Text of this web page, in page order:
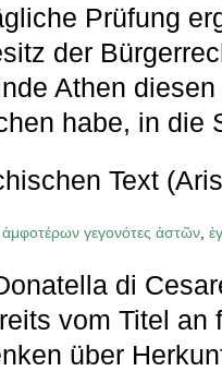
Prüfung
der
Athen
habe, in die
Text
ἀμφοτέρων γεγονότες ἀστῶν
di
vom Titel an
über